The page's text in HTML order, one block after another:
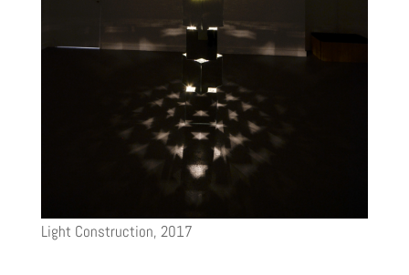
Light Construction, 2017